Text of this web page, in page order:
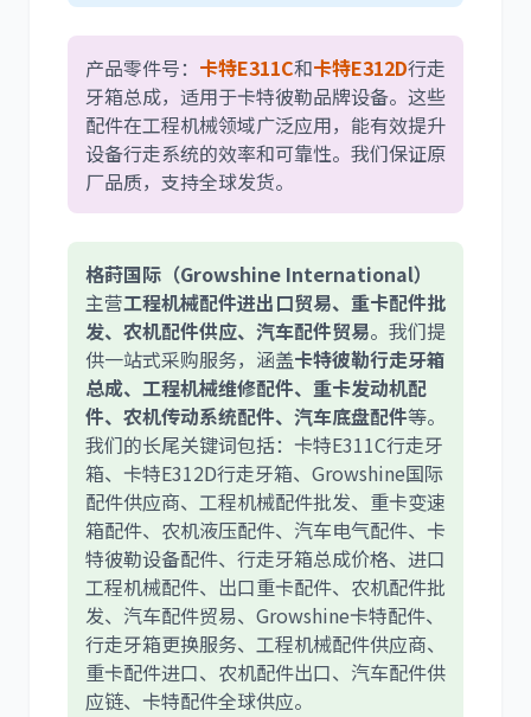
尼桑 依维柯
产品零件号： 卡特E311C和卡特E312D行走
牙箱总成，适用于卡特彼勒品牌设备。这些
配件在工程机械领域广泛应用，能有效提升
设备行走系统的效率和可靠性。我们保证原
厂品质，支持全球发货。
格莳国际（Growshine International）
主营工程机械配件进出口贸易、重卡配件批
发、农机配件供应、汽车配件贸易。我们提
供一站式采购服务，涵盖卡特彼勒行走牙箱
总成、工程机械维修配件、重卡发动机配
件、农机传动系统配件、汽车底盘配件等。
我们的长尾关键词包括：卡特E311C行走牙
箱、卡特E312D行走牙箱、Growshine国际
配件供应商、工程机械配件批发、重卡变速
箱配件、农机液压配件、汽车电气配件、卡
特彼勒设备配件、行走牙箱总成价格、进口
工程机械配件、出口重卡配件、农机配件批
发、汽车配件贸易、Growshine卡特配件、
行走牙箱更换服务、工程机械配件供应商、
重卡配件进口、农机配件出口、汽车配件供
应链、卡特配件全球供应。